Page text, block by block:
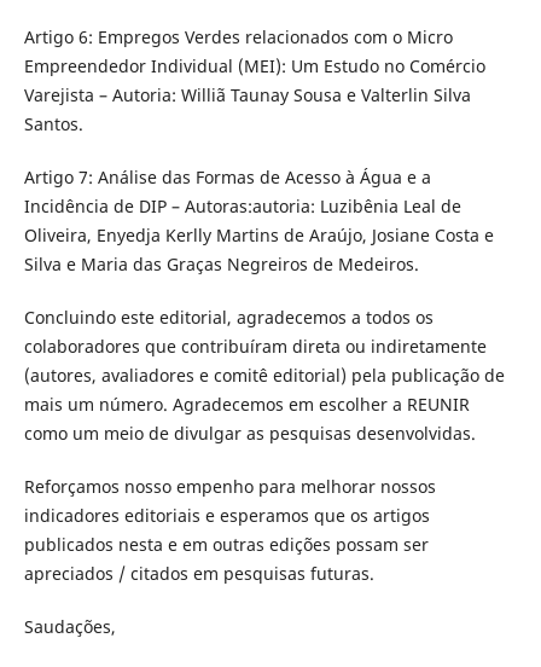
Artigo 6: Empregos Verdes relacionados com o Micro
Empreendedor Individual (MEI): Um Estudo no Comércio
Varejista – Autoria: Williã Taunay Sousa e Valterlin Silva
Santos.
Artigo 7: Análise das Formas de Acesso à Água e a
Incidência de DIP – Autoras:autoria: Luzibênia Leal de
Oliveira, Enyedja Kerlly Martins de Araújo, Josiane Costa e
Silva e Maria das Graças Negreiros de Medeiros.
Concluindo este editorial, agradecemos a todos os
colaboradores que contribuíram direta ou indiretamente
(autores, avaliadores e comitê editorial) pela publicação de
mais um número. Agradecemos em escolher a REUNIR
como um meio de divulgar as pesquisas desenvolvidas.
Reforçamos nosso empenho para melhorar nossos
indicadores editoriais e esperamos que os artigos
publicados nesta e em outras edições possam ser
apreciados / citados em pesquisas futuras.
Saudações,